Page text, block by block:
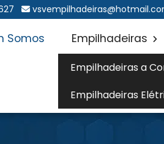
Somos Empilhadeiras
Empilhadeiras a
Empilhadeiras